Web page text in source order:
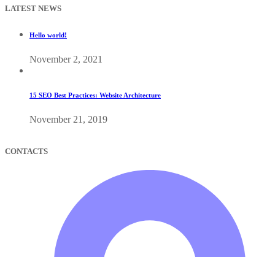
LATEST NEWS
Hello world!
November 2, 2021
15 SEO Best Practices: Website Architecture
November 21, 2019
CONTACTS